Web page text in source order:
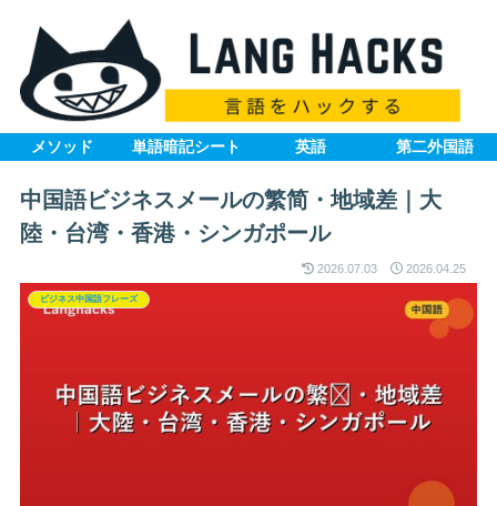
メソッド 単語暗記シート 英語 第二外国語
中国語ビジネスメールの繁简・地域差｜大
陸・台湾・香港・シンガポール
2026.07.03 2026.04.25
ビジネス中国語フレーズ